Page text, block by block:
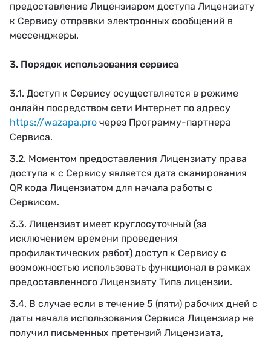
предоставление Лицензиаром доступа Лицензиату
к Сервису отправки электронных сообщений в
мессенджеры.
3. Порядок использования сервиса
3.1. Доступ к Сервису осуществляется в режиме
онлайн посредством сети Интернет по адресу
https://wazapa.pro через Программу-партнера
Сервиса.
3.2. Моментом предоставления Лицензиату права
доступа к с Сервису является дата сканирования
QR кода Лицензиатом для начала работы с
Сервисом.
3.3. Лицензиат имеет круглосуточный (за
исключением времени проведения
профилактических работ) доступ к Сервису с
возможностью использовать функционал в рамках
предоставленного Лицензиату Типа лицензии.
3.4. В случае если в течение 5 (пяти) рабочих дней с
даты начала использования Сервиса Лицензиар не
получил письменных претензий Лицензиата,